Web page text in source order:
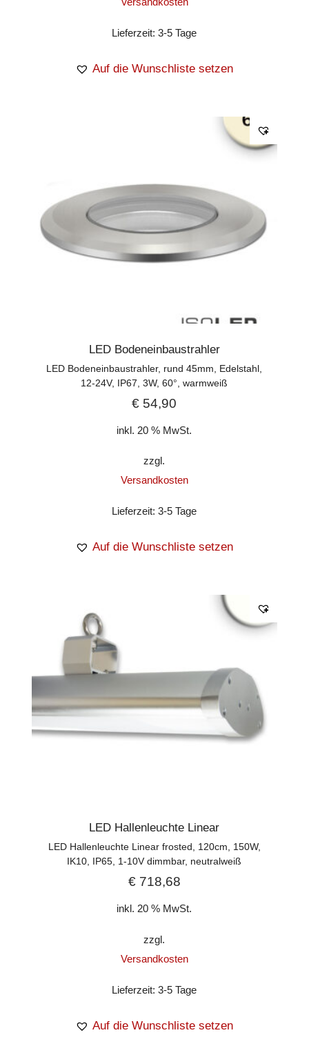
Lieferzeit:3-5 Tage
Auf die Wunschliste setzen
LED Bodeneinbaustrahler
LED Bodeneinbaustrahler, rund 45mm, Edelstahl,
12-24V, IP67, 3W, 60°, warmweiß
€ 54,90
inkl. 20 % MwSt.
zzgl.
Versandkosten
Lieferzeit:3-5 Tage
Auf die Wunschliste setzen
LED Hallenleuchte Linear
LED Hallenleuchte Linear frosted, 120cm, 150W,
IK10, IP65, 1-10V dimmbar, neutralweiß
€718,68
inkl. 20 % MwSt.
zzgl.
Versandkosten
Lieferzeit:3-5 Tage
Auf die Wunschliste setzen